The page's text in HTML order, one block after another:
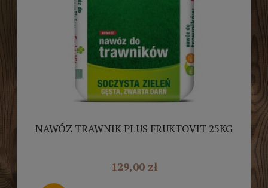
NAWÓZ TRAWNIK PLUS FRUKTOVIT 25KG
129,00 zł